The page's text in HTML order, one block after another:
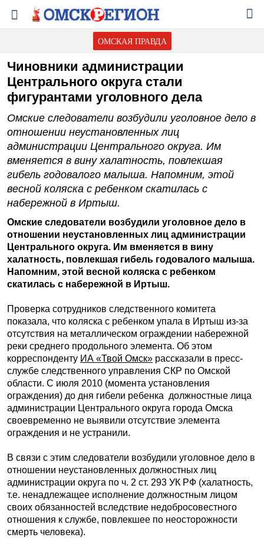
ОМСКАЯ ПРАВДА
Чиновники администрации
Центрального округа стали
фигурантами уголовного дела
Омские следователи возбудили уголовное дело в
отношении неустановленных лиц
администрации Центрального округа. Им
вменяется в вину халатность, повлекшая
гибель годовалого малыша. Напомним, этой
весной коляска с ребенком скатилась с
набережной в Иртыш.
Омские следователи возбудили уголовное дело в
отношении неустановленных лиц администрации
Центрального округа. Им вменяется в вину
халатность, повлекшая гибель годовалого малыша.
Напомним, этой весной коляска с ребенком
скатилась с набережной в Иртыш.
Проверка сотрудников следственного комитета
показала, что коляска с ребенком упала в Иртыш из-за
отсутствия на металлическом ограждении набережной
реки среднего продольного элемента. Об этом
корреспонденту ИА «Твой Омск» рассказали в пресс-
службе следственного управления СКР по Омской
области. С июля 2010 (момента установления
ограждения) до дня гибели ребенка должностные лица
администрации Центрального округа города Омска
своевременно не выявили отсутствие элемента
ограждения и не устранили.
В связи с этим следователи возбудили уголовное дело в
отношении неустановленных должностных лиц
администрации округа по ч. 2 ст. 293 УК РФ (халатность,
т.е. ненадлежащее исполнение должностным лицом
своих обязанностей вследствие недобросовестного
отношения к службе, повлекшее по неосторожности
смерть человека).